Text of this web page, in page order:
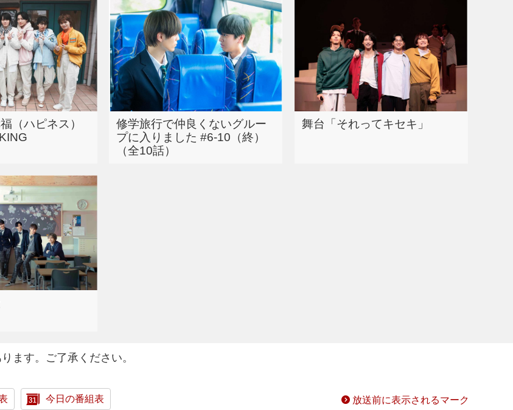
（ハピネス）
修学旅行で仲良くないグルー
プに入りました #6-10（終）
（全10話）
舞台「それってキセキ」
ます。ご了承ください。
今日の番組表 放送前に表示されるマーク